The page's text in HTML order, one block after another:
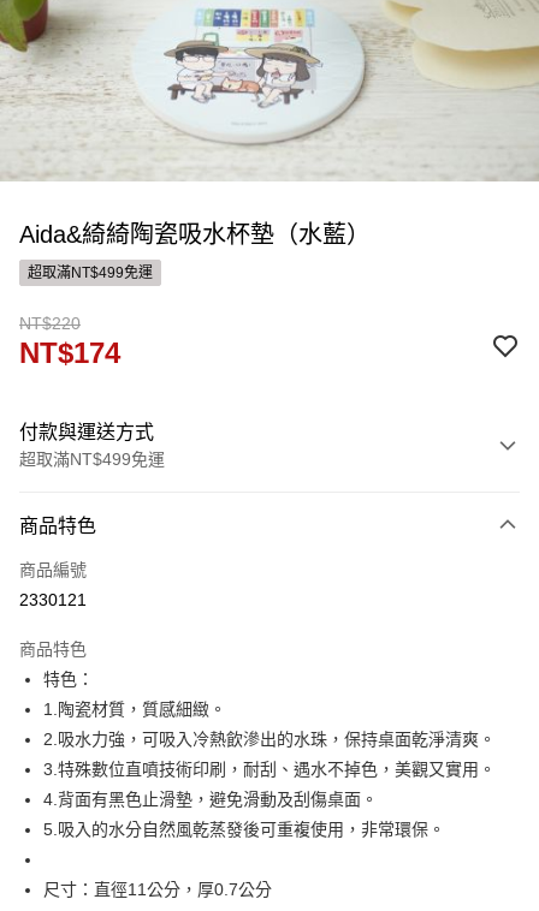
Aida&綺綺陶瓷吸水杯墊（水藍）
超取滿NT$499免運
NT$220
NT$174
付款與運送方式
超取滿NT$499免運
信用卡一次付款
ATM付款
運送方式
付款後全家取貨
每筆NT$60，滿NT$499(含以上)免運費
付款後7-11取貨
每筆NT$60，滿NT$499(含以上)免運費
宅配
每筆NT$100，滿NT$499(含以上)免運費
商品特色
商品編號
2330121
商品特色
特色：
1.陶瓷材質，質感細緻。
2.吸水力強，可吸入冷熱飲滲出的水珠，保持桌面乾淨清爽。
3.特殊數位直噴技術印刷，耐刮、遇水不掉色，美觀又實用。
4.背面有黑色止滑墊，避免滑動及刮傷桌面。
5.吸入的水分自然風乾蒸發後可重複使用，非常環保。
尺寸：直徑11公分，厚0.7公分